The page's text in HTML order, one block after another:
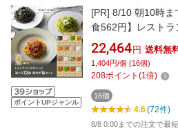
ポイントUPジャンル
[PR] 8/10 朝10時
食562円】レスト
選べる パスタ ソー
レ/PastaSauce 限
凍 グルメ 食品 お取
22,464 円 送料無
1,404円/個 (16個)
208ポイント (1倍)
16個
4.6(72件)
8/8 0:00までの注文で最